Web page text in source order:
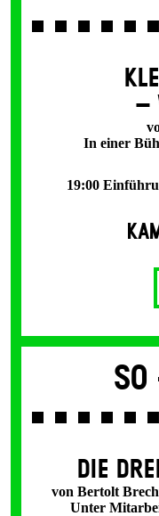
–
In einer
19:00
So
DIE
von Bertolt
Unter